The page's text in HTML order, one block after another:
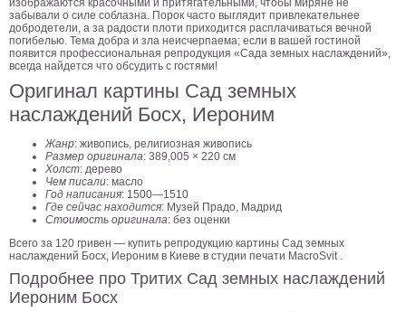
Детские
Черно
белые
Автомобили
Девушки
Ретро
кухню
Военные
Игровые
Советские
офис
Цветы
Рок
группы
Спорт
изображаются красочными и притягательными, чтобы миряне не
забывали о силе соблазна. Порок часто выглядит привлекательнее
добродетели, а за радости плоти приходится расплачиваться вечной
погибелью. Тема добра и зла неисчерпаема; если в вашей гостиной
появится профессиональная репродукция «Сада земных наслаждений»,
всегда найдется что обсудить с гостями!
Оригинал картины Сад земных
наслаждений Босх, Иероним
Жанр: живопись, религиозная живопись
Размер оригинала: 389,005 × 220 см
Холст: дерево
Чем писали: масло
Год написания: 1500—1510
Где сейчас находится: Музей Прадо, Мадрид
Стоимость оригинала: без оценки
Всего за 120 гривен — купить репродукцию картины Сад земных
наслаждений Босх, Иероним в Киеве в студии печати MacroSvit .
Подробнее про Тритих Сад земных наслаждений
Иероним Босх